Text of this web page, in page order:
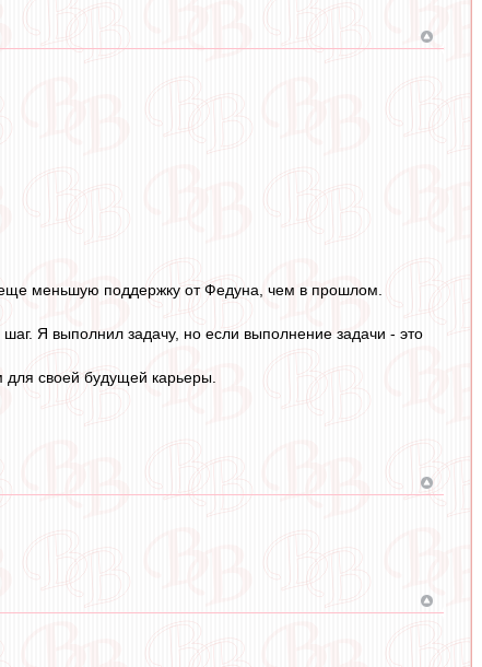
меньшую поддержку от Федуна, чем в прошлом.
Я выполнил задачу, но если выполнение задачи - это
для своей будущей карьеры.